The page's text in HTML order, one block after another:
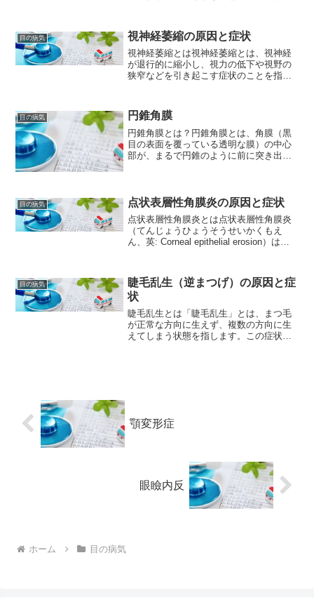
る役割を果たしており、外から入ってき
た光を屈折させ、網膜（フ...
目の病気 視神経萎縮の原因と症状
視神経萎縮とは視神経萎縮とは、視神経
が退行的に縮小し、視力の低下や視野の
狭窄などを引き起こす症状のことを指し
を担っています。視神経萎縮は、疾患や
神経障害、加齢などによっ...
目の病気 円錐角膜
円錐角膜とは？円錐角膜とは、角膜（黒
目の表面を覆っている透明な膜）の中心
部が、まるで円錐のように前に突き出し
の若年層に多くみられ...
目の病気 点状表層性角膜炎の原因と症状
点状表層性角膜炎とは点状表層性角膜炎
（てんじょうひょうそうせいかくもえ
ん、英: Corneal epithelial erosion）は、
み、赤み、異物感、光過敏、涙目な...
目の病気
睫毛乱生（逆まつげ）の原因と症
状
睫毛乱生とは「睫毛乱生」とは、まつ毛
が正常な方向に生えず、複数の方向に生
えてしまう状態を指します。この症状は
顎変形症
眼瞼内反
ホーム 目の病気